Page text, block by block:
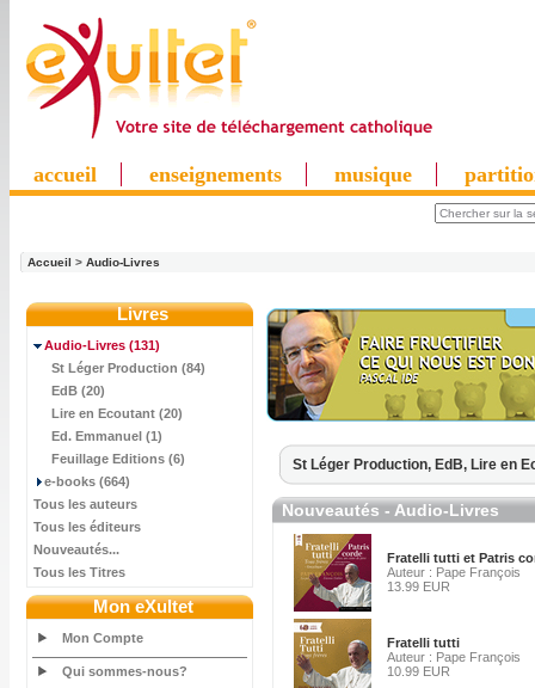
accueil enseignements musique
Accueil > Audio-Livres
Livres
Audio-Livres (131)
St Léger Production (84)
EdB (20)
Lire en Ecoutant (20)
Ed. Emmanuel (1)
Feuillage Editions (6)
e-books (664)
Tous les auteurs
Tous les éditeurs
Nouveautés...
Tous les Titres
Mon eXultet
Mon Compte
Qui sommes-nous?
St Léger Production, EdB, Lire en
Nouveautés - Audio-Livres
Fratelli tutti et Patris
Auteur : Pape François
13.99 EUR
Fratelli tutti
Auteur : Pape François
10.99 EUR